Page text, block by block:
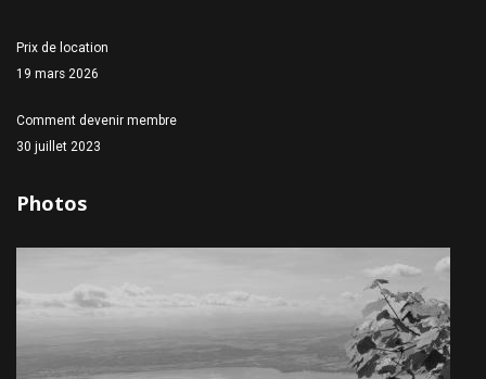
Prix de location
19 mars 2026
Comment devenir membre
30 juillet 2023
Photos